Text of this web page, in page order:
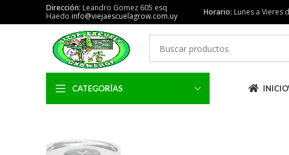
Dirección: Leandro Gomez 605 esq
Haedo info@viejaescuelagrow.com.uy Horario: Lunes a Vieres
CATEGORÍAS INICIO